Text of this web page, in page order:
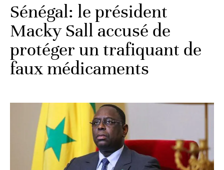
Sénégal: le président
Macky Sall accusé de
protéger un trafiquant de
faux médicaments